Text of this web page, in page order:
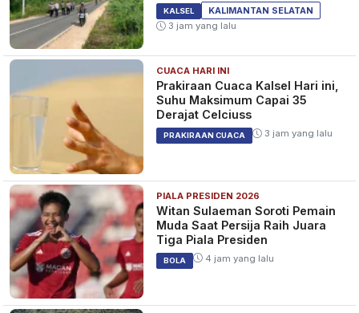
KALSEL
KALIMANTAN SELATAN
3 jam yang lalu
CUACA HARI INI
Prakiraan Cuaca Kalsel Hari ini,
Suhu Maksimum Capai 35
Derajat Celciuss
PRAKIRAAN CUACA 3 jam yang lalu
PIALA PRESIDEN 2026
Witan Sulaeman Soroti Pemain
Muda Saat Persija Raih Juara
Tiga Piala Presiden
BOLA 4 jam yang lalu